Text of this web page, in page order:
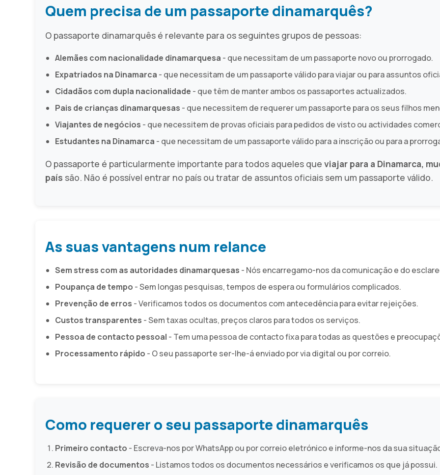
Quem precisa de um passaporte dinamarquês?
O passaporte dinamarquês é relevante para os seguintes grupos de pessoas:
Alemães com nacionalidade dinamarquesa - que necessitam de um passaporte novo ou prorrogado.
Expatriados na Dinamarca - que necessitam de um passaporte válido para viajar ou para assuntos
Cidadãos com dupla nacionalidade - que têm de manter ambos os passaportes actualizados.
Pais de crianças dinamarquesas - que necessitem de requerer um passaporte para os seus filhos
Viajantes de negócios - que necessitem de provas oficiais para pedidos de visto ou actividades
Estudantes na Dinamarca - que necessitam de um passaporte válido para a inscrição ou para a
O passaporte é particularmente importante para todos aqueles que viajar para a Dinamarca,
país são. Não é possível entrar no país ou tratar de assuntos oficiais sem um passaporte válido.
As suas vantagens num relance
Sem stress com as autoridades dinamarquesas - Nós encarregamo-nos da comunicação e do
Poupança de tempo - Sem longas pesquisas, tempos de espera ou formulários complicados.
Prevenção de erros - Verificamos todos os documentos com antecedência para evitar rejeições.
Custos transparentes - Sem taxas ocultas, preços claros para todos os serviços.
Pessoa de contacto pessoal - Tem uma pessoa de contacto fixa para todas as questões e
Processamento rápido - O seu passaporte ser-lhe-á enviado por via digital ou por correio.
Como requerer o seu passaporte dinamarquês
Primeiro contacto - Escreva-nos por WhatsApp ou por correio eletrónico e informe-nos da sua
Revisão de documentos - Listamos todos os documentos necessários e verificamos os que já possui.